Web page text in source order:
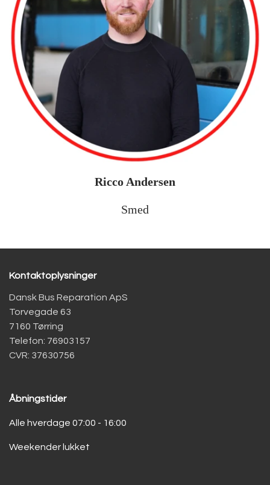
Ricco Andersen
Smed
Kontaktoplysninger
Dansk Bus Reparation ApS
Torvegade 63
7160 Tørring
Telefon: 76903157
CVR: 37630756
Åbningstider
Alle hverdage 07:00 - 16:00
Weekender lukket